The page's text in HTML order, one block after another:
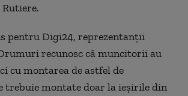
pentru Digi24, reprezentanții
recunosc că muncitorii au
cu montarea de astfel de
trebuie montate doar la ieșirile din